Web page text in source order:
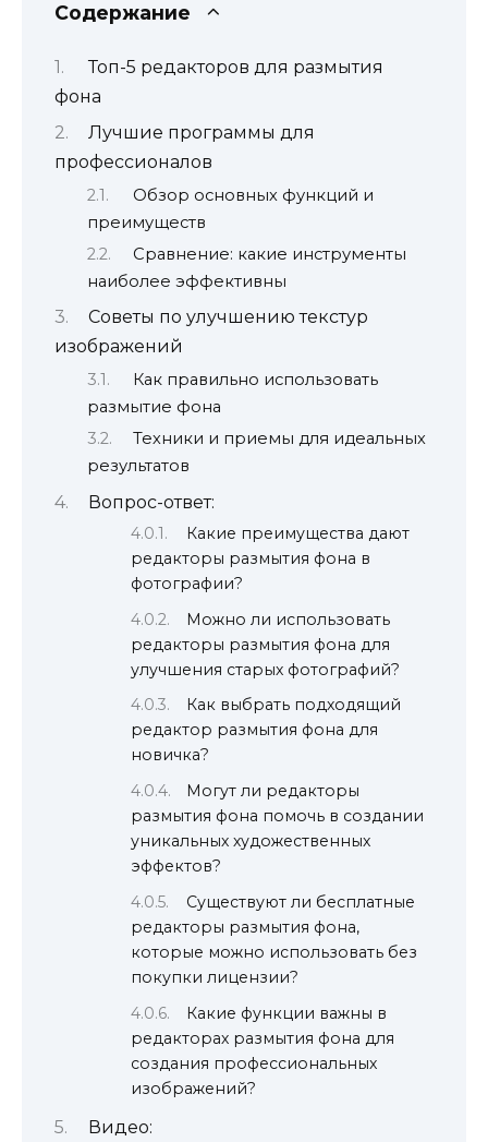
Содержание
Топ-5 редакторов для размытия
фона
Лучшие программы для
профессионалов
Обзор основных функций и
преимуществ
Сравнение: какие инструменты
наиболее эффективны
Советы по улучшению текстур
изображений
Как правильно использовать
размытие фона
Техники и приемы для идеальных
результатов
Вопрос-ответ:
Какие преимущества дают
редакторы размытия фона в
фотографии?
Можно ли использовать
редакторы размытия фона для
улучшения старых фотографий?
Как выбрать подходящий
редактор размытия фона для
новичка?
Могут ли редакторы
размытия фона помочь в создании
уникальных художественных
эффектов?
Существуют ли бесплатные
редакторы размытия фона,
которые можно использовать без
покупки лицензии?
Какие функции важны в
редакторах размытия фона для
создания профессиональных
изображений?
Видео: